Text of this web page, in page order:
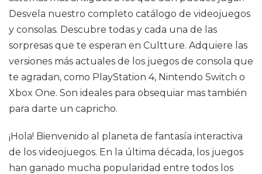
Desvela nuestro completo catálogo de videojuegos
y consolas. Descubre todas y cada una de las
sorpresas que te esperan en Cultture. Adquiere las
versiones más actuales de los juegos de consola que
te agradan, como PlayStation 4, Nintendo Switch o
Xbox One. Son ideales para obsequiar mas también
para darte un capricho.
¡Hola! Bienvenido al planeta de fantasía interactiva
de los videojuegos. En la última década, los juegos
han ganado mucha popularidad entre todos los